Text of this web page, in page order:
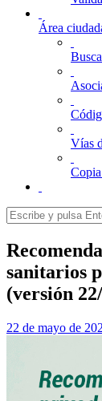
Área
Vías
sanitarios
(versión
22 de mayo de